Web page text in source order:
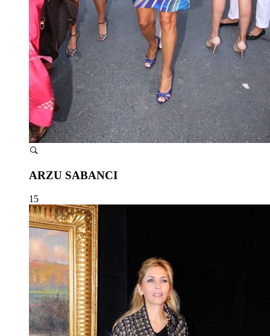
ARZU SABANCI
15